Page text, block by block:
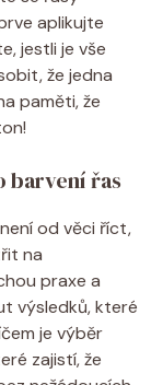
aplikujte
jestli je vše
že jedna
paměti, že
barvení řas
od věci říct,
na
praxe a
výsledků, které
je výběr
zajistí, že